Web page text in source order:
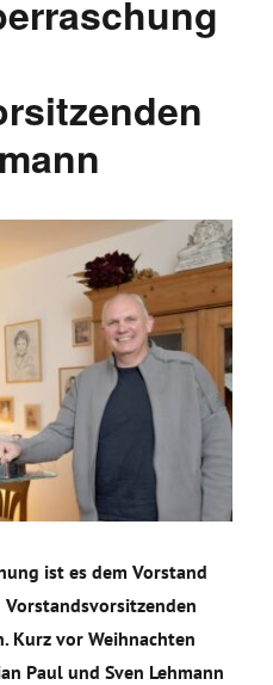
ist es dem Vorstand
Kurz vor Weihnachten
Paul und Sven Lehmann